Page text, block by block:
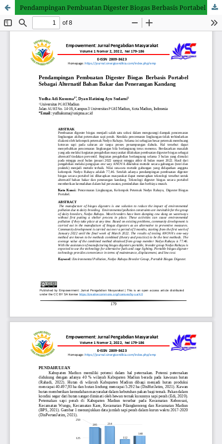
Pendampingan Pembuatan Digester Biogas Berbasis Portabel Sebagai Alternatif Bahan Bakar dan Penerangan Kandang